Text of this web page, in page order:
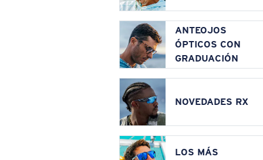
ANTEOJOS
ÓPTICOS CON
GRADUACIÓN
NOVEDADES RX
LOS MÁS